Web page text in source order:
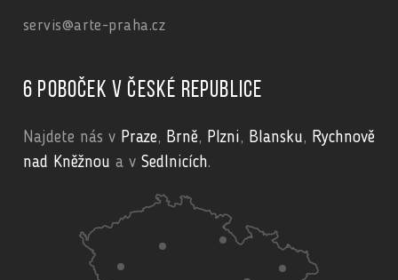
servis@arte-praha.cz
6 poboček v České republice
Najdete nás v Praze, Brně, Plzni, Blansku, Rychnově
nad Kněžnou a v Sedlnicích.